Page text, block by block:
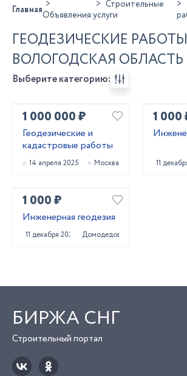
ГлавнаяОбъявления
Строительные
услуги
ГЕОДЕЗИЧЕСКИЕ
ВОЛОГОДСКАЯ ОБЛАСТЬ
Выберите категорию:
1 000 000 ₽
Геодезические и
кадастровые работы
14 апреля 2025 Москва
1 000
11
1 000 ₽
Инженерная геодезия
11 декабря 2020 Домодедово
БИРЖА СНГ
Строительный портал